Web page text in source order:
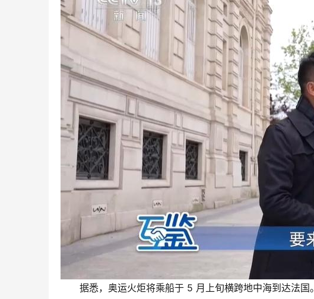
据悉，奥运火炬将乘船于 5 月上旬横跨地中海到达法国。